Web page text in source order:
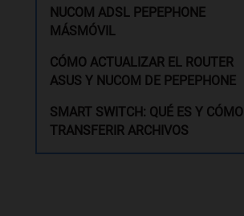
NUCOM ADSL PEPEPHONE
MÁSMÓVIL
CÓMO ACTUALIZAR EL ROUTER
ASUS Y NUCOM DE PEPEPHONE
SMART SWITCH: QUÉ ES Y CÓMO
TRANSFERIR ARCHIVOS